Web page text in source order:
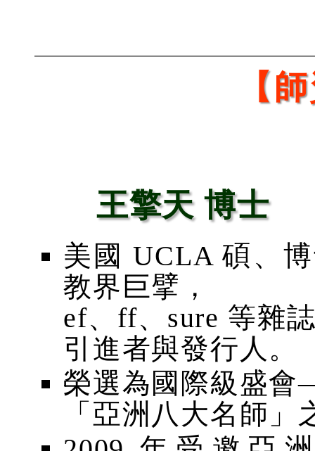
【
王擎天 博士
美國 UCLA 碩、
教界巨擘，
ef、ff、sure 等雜
引進者與發行人。
榮選為國際級盛
「亞洲八大名師」